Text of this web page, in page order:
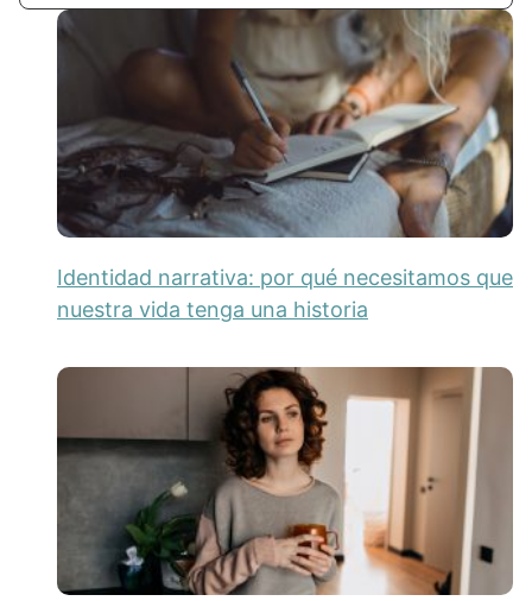
Identidad narrativa: por qué necesitamos que
nuestra vida tenga una historia